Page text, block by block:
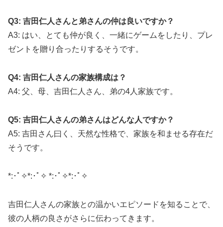
Q3: 吉田仁人さんと弟さんの仲は良いですか？
A3: はい、とても仲が良く、一緒にゲームをしたり、プレ
ゼントを贈り合ったりするそうです。
Q4: 吉田仁人さんの家族構成は？
A4: 父、母、吉田仁人さん、弟の4人家族です。
Q5: 吉田仁人さんの弟さんはどんな人ですか？
A5: 吉田さん曰く、天然な性格で、家族を和ませる存在だ
そうです。
​*:･ﾟ✧*:･ﾟ✧ *:･ﾟ✧*:･ﾟ✧
吉田仁人さんの家族との温かいエピソードを知ることで、
彼の人柄の良さがさらに伝わってきます。